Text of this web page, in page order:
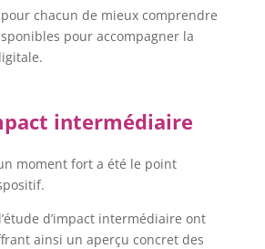
pour chacun de mieux comprendre
pour accompagner la
intermédiaire
moment fort a été le point
d’impact intermédiaire ont
ainsi un aperçu concret des